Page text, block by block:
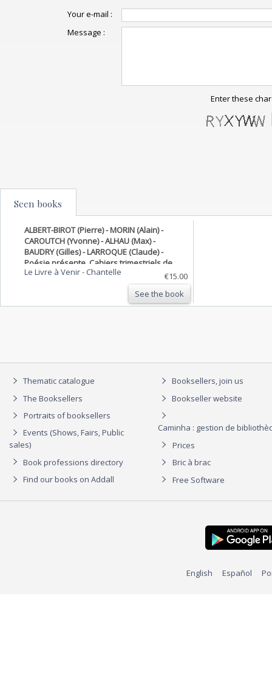
Your e-mail :
Message :
Enter these
Seen books
ALBERT-BIROT (Pierre) - MORIN (Alain) -
CAROUTCH (Yvonne) - ALHAU (Max) -
BAUDRY (Gilles) - LARROQUE (Claude) -
Poésie présente. Cahiers trimestriels de
poésie. N°51, mars 1984.
Le Livre à Venir- Chantelle
€15.00
See the book
Thematic catalogue
The Booksellers
Portraits of booksellers
Events (Shows, Fairs, Public
sales)
Book professions directory
Find our books on Addall
Booksellers, join us
Bookseller website
Caminha : gestion de
Prices
Bric à brac
Free Software
English Español